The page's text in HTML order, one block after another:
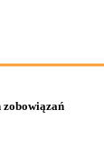
zobowiązań